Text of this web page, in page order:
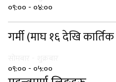
०९:०० - ०४:००
गर्मी (माघ १६ देखि
०९:०० - ०५:००